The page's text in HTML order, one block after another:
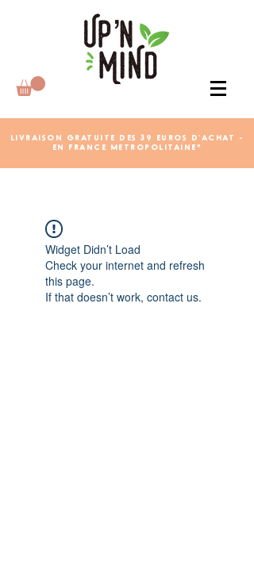
LIVRAISON GRATUITE DES 39 EUROS D'ACHAT -
EN FRANCE METROPOLITAINE*
Widget Didn’t Load
Check your internet and refresh
this page.
If that doesn’t work, contact us.